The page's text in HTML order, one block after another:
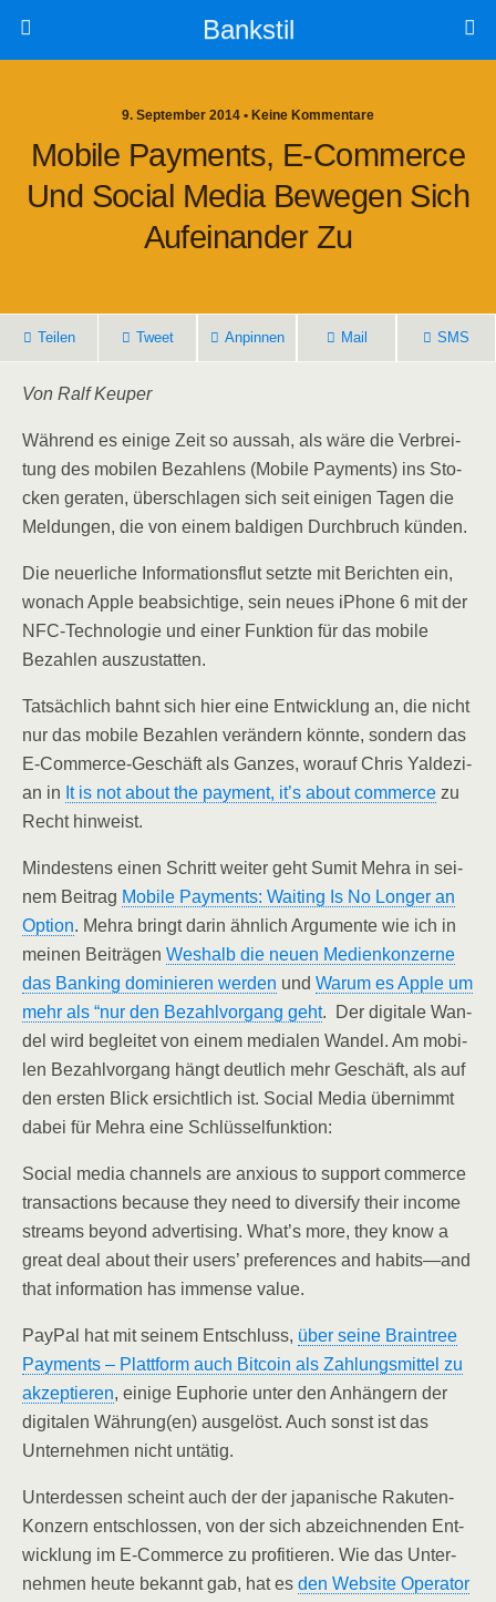
Bankstil
9. September 2014 • Keine Kommentare
Mobi­le Pay­ments, E‑Commerce
Und Social Media Bewe­gen Sich
Auf­ein­an­der Zu
Tei­len Tweet Anpin­nen Mail SMS
Von Ralf Keuper
Wäh­rend es eini­ge Zeit so aus­sah, als wäre die Ver­brei­
tung des mobi­len Bezah­lens (Mobi­le Pay­ments) ins Sto­
cken gera­ten, über­schla­gen sich seit eini­gen Tagen die
Mel­dun­gen, die von einem bal­di­gen Durch­bruch künden.
Die neu­er­li­che Infor­ma­ti­ons­flut setz­te mit Berich­ten ein,
wonach Apple beab­sich­ti­ge, sein neu­es iPho­ne 6 mit der
NFC-Tech­no­lo­gie und einer Funk­ti­on für das mobi­le
Bezah­len auszustatten.
Tat­säch­lich bahnt sich hier eine Ent­wick­lung an, die nicht
nur das mobi­le Bezah­len ver­än­dern könn­te, son­dern das
E‑Com­mer­ce-Geschäft als Gan­zes, wor­auf Chris Yal­de­zi­
an in It is not about the pay­ment, it’s about com­mer­ce zu
Recht hinweist.
Min­des­tens einen Schritt wei­ter geht Sumit Mehra in sei­
nem Bei­trag Mobi­le Pay­ments: Wai­ting Is No Lon­ger an
Opti­on. Mehra bringt dar­in ähn­lich Argu­men­te wie ich in
mei­nen Bei­trä­gen Wes­halb die neu­en Medi­en­kon­zer­ne
das Ban­king domi­nie­ren wer­den und War­um es Apple um
mehr als “nur den Bezahl­vor­gang geht. Der digi­ta­le Wan­
del wird beglei­tet von einem media­len Wan­del. Am mobi­
len Bezahl­vor­gang hängt deut­lich mehr Geschäft, als auf
den ers­ten Blick ersicht­lich ist. Social Media über­nimmt
dabei für Mehra eine Schlüsselfunktion:
Social media chan­nels are anxious to sup­port com­mer­ce
tran­sac­tions becau­se they need to diver­si­fy their inco­me
streams bey­ond adver­ti­sing. What’s more, they know a
gre­at deal about their users’ pre­fe­ren­ces and habits—and
that infor­ma­ti­on has immense value.
Pay­Pal hat mit sei­nem Ent­schluss, über sei­ne Brain­tree
Pay­ments – Platt­form auch Bit­co­in als Zah­lungs­mit­tel zu
akzep­tie­ren, eini­ge Eupho­rie unter den Anhän­gern der
digi­ta­len Währung(en) aus­ge­löst. Auch sonst ist das
Unter­neh­men nicht untätig.
Unter­des­sen scheint auch der der japa­ni­sche Raku­ten-
Kon­zern ent­schlos­sen, von der sich abzeich­nen­den Ent­
wick­lung im E‑Commerce zu pro­fi­tie­ren. Wie das Unter­
neh­men heu­te bekannt gab, hat es den Web­site Ope­ra­tor